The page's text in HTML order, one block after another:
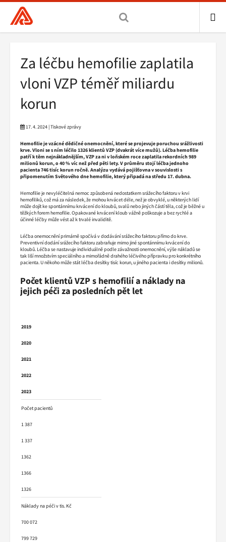
Všeobecná
zdravotní
hlavní
stránka
Drobečková
navigace
Za léčbu hemofilie zaplatila
vloni VZP téměř miliardu
korun
17. 4. 2024 | Tiskové zprávy
Hemofilie je vzácné dědičné onemocnění, které se projevuje poruchou srážlivosti
krve. Vloni se s ním léčilo 1326 klientů VZP (dvakrát více mužů). Léčba hemofilie
patří k těm nejnákladnějším, VZP za ni v loňském roce zaplatila rekordních 989
milionů korun, o 40 % víc než před pěti lety. V průměru stojí léčba jednoho
pacienta 746 tisíc korun ročně. Analýzu vydává pojišťovna v souvislosti s
připomenutím Světového dne hemofilie, který připadá na středu 17. dubna.
Hemofilie je nevyléčitelná nemoc způsobená nedostatkem srážecího faktoru v krvi
hemofiliků, což má za následek, že mohou krvácet déle, než je obvyklé, u některých lidí
může dojít ke spontánnímu krvácení do kloubů, svalů nebo jiných částí těla, což je běžné u
těžkých forem hemofilie. Opakované krvácení kloub vážně poškozuje a bez rychlé a
účinné léčby může vést až k trvalé invaliditě.
Léčba onemocnění primárně spočívá v dodávání srážecího faktoru přímo do krve.
Preventivní dodání srážecího faktoru zabraňuje mimo jiné spontánnímu krvácení do
kloubů. Léčba se nastavuje individuálně podle závažnosti onemocnění, výše nákladů se
tak liší množstvím speciálního a mimořádně drahého léčivého přípravku pro konkrétního
pacienta. U někoho může stát léčba desítky tisíc korun, u jiného pacienta i desítky milionů.
Počet klientů VZP s hemofilií a náklady na
jejich péči za posledních pět let
2019
2020
2021
2022
2023
Počet pacientů
1 387
1 337
1362
1366
1326
Náklady na péči v tis. Kč
700 072
799 729